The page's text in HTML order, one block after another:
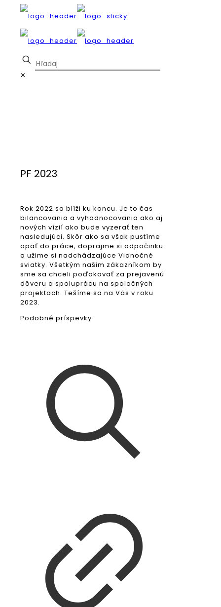
✕
PF 2023
Rok 2022 sa blíži ku koncu. Je to čas
bilancovania a vyhodnocovania ako aj
nových vízií ako bude vyzerať ten
nasledujúci. Skôr ako sa však pustíme
opäť do práce, doprajme si odpočinku
a užime si nadchádzajúce Vianočné
sviatky. Všetkým našim zákazníkom by
sme sa chceli poďakovať za prejavenú
dôveru a spoluprácu na spoločných
projektoch. Tešíme sa na Vás v roku
2023.
Podobné príspevky